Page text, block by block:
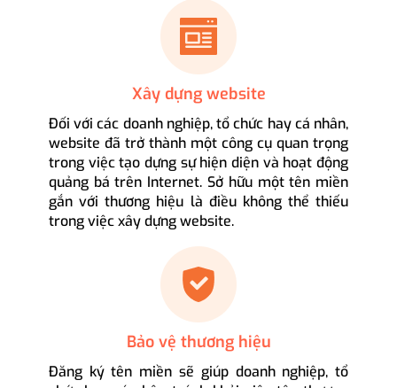
Xây dựng website
Đối với các doanh nghiệp, tổ chức hay cá nhân,
website đã trở thành một công cụ quan trọng
trong việc tạo dựng sự hiện diện và hoạt động
quảng bá trên Internet. Sở hữu một tên miền
gắn với thương hiệu là điều không thể thiếu
trong việc xây dựng website.
Bảo vệ thương hiệu
Đăng ký tên miền sẽ giúp doanh nghiệp, tổ